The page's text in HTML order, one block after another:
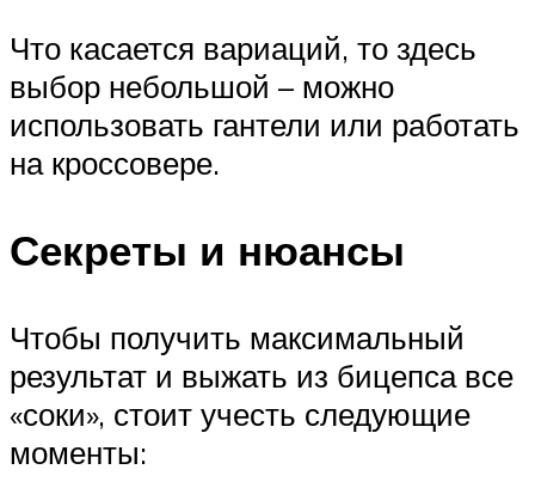
Что касается вариаций, то здесь
выбор небольшой – можно
использовать гантели или работать
на кроссовере.
Секреты и нюансы
Чтобы получить максимальный
результат и выжать из бицепса все
«соки», стоит учесть следующие
моменты: